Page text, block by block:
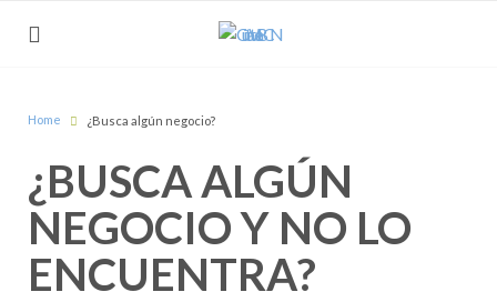
Home ¿Busca algún negocio?
¿BUSCA ALGÚN
NEGOCIO Y NO LO
ENCUENTRA?